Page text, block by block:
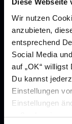
Diese
Wir nutzen
anzubieten,
entsprechend
Social Media
auf „OK“
Du kannst
Einstellungen
Einstellungen
außerdem in